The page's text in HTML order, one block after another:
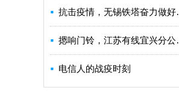
抗击疫
摁响门
电信人的战疫时刻